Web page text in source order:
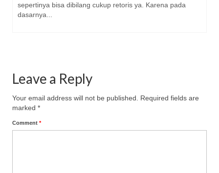
sepertinya bisa dibilang cukup retoris ya. Karena pada
dasarnya...
Leave a Reply
Your email address will not be published. Required fields are
marked *
Comment *